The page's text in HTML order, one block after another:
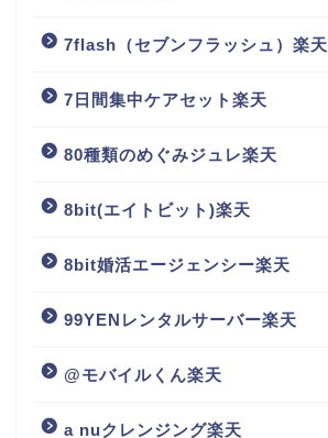
7flash（セブンフラッシュ）楽天
7日間集中ケアセット楽天
80種類のめぐみジュレ楽天
8bit(エイトビット)楽天
8bit婚活エージェンシー楽天
99YENレンタルサーバー楽天
@モバイルくん楽天
a nuクレンジング楽天